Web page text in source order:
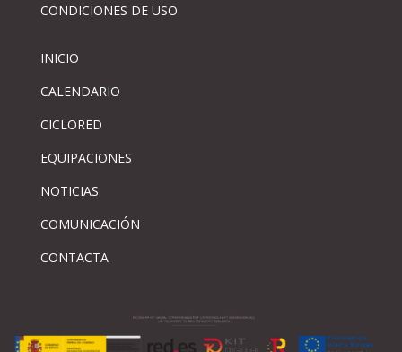
CONDICIONES DE USO
INICIO
CALENDARIO
CICLORED
EQUIPACIONES
NOTICIAS
COMUNICACIÓN
CONTACTA